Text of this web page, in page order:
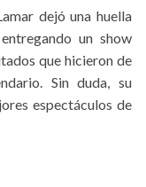
dejó una huella
un show
que hicieron de
Sin duda, su
espectáculos de